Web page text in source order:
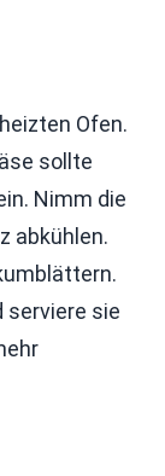
Ofen.
sollte
Nimm die
abkühlen.
serviere sie